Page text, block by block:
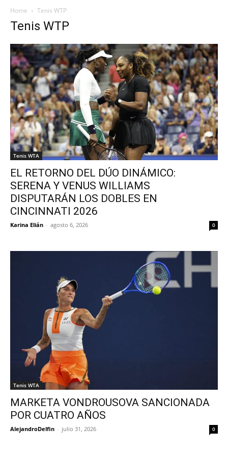
Home Tenis WTP
Tenis WTP
Tenis WTA
EL RETORNO DEL DÚO DINÁMICO:
SERENA Y VENUS WILLIAMS
DISPUTARÁN LOS DOBLES EN
CINCINNATI 2026
Karina Elián - agosto 6, 2026 0
Tenis WTA
MARKETA VONDROUSOVA SANCIONADA
POR CUATRO AÑOS
AlejandroDelfin - julio 31, 2026 0